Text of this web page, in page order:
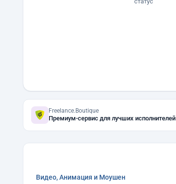
Freelance.Boutique
Премиум-сервис для лучших исполнителей
Видео, Анимация и Моушен